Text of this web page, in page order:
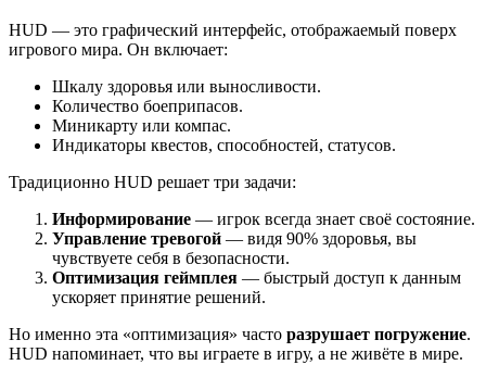
HUD — это графический интерфейс, отображаемый поверх
игрового мира. Он включает:
Шкалу здоровья или выносливости.
Количество боеприпасов.
Миникарту или компас.
Индикаторы квестов, способностей, статусов.
Традиционно HUD решает три задачи:
Информирование — игрок всегда знает своё состояние.
Управление тревогой — видя 90% здоровья, вы
чувствуете себя в безопасности.
Оптимизация геймплея — быстрый доступ к данным
ускоряет принятие решений.
Но именно эта «оптимизация» часто разрушает погружение.
HUD напоминает, что вы играете в игру, а не живёте в мире.